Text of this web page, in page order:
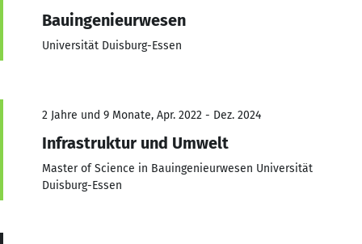
Bauingenieurwesen
Universität Duisburg-Essen
2 Jahre und 9 Monate, Apr. 2022 - Dez. 2024
Infrastruktur und Umwelt
Master of Science in Bauingenieurwesen Universität
Duisburg-Essen